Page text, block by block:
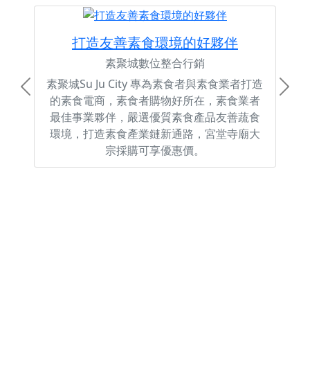
打造友善素食環境的好夥伴
素聚城數位整合行銷
素聚城Su Ju City 專為素食者與素食業者打造
的素食電商，素食者購物好所在，素食業者
最佳事業夥伴，嚴選優質素食產品友善蔬食
環境，打造素食產業鏈新通路，宮堂寺廟大
宗採購可享優惠價。
Previous Next